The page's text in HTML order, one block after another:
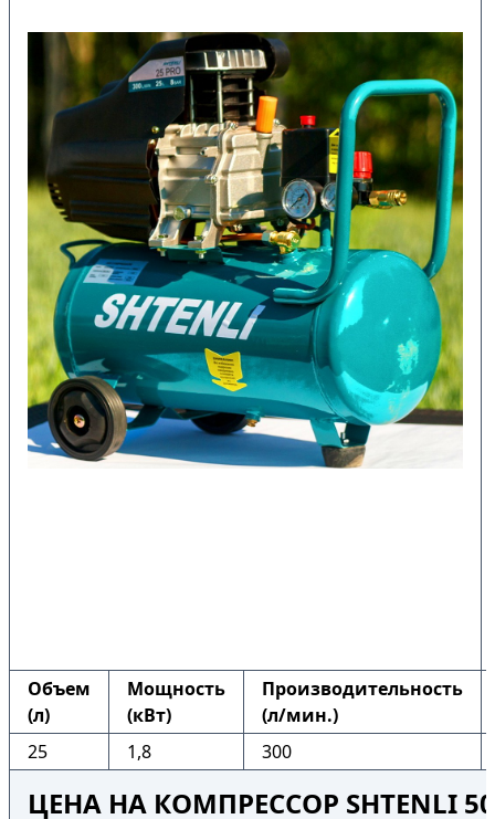
Объем
(л)
Мощность
(кВт)
Производительность
(л/мин.)
25
1,8 300
ЦЕНА НА КОМПРЕССОР SHTENLI 50